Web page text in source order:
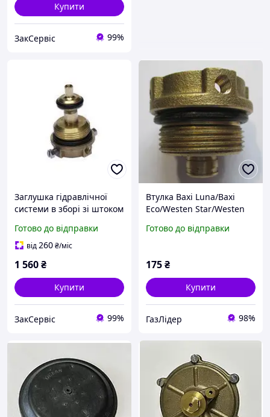
Купити
ЗакСервіс 99%
Заглушка гідравлічної
системи в зборі зі штоком
Energy, Star 5646190
Готово до відправки
від260₴/міс
1 560₴
Купити
ЗакСервіс 99%
Втулка Baxi Luna/Baxi
Eco/Westen Star/Westen
Готово до відправки
175₴
Купити
ГазЛiдер 98%